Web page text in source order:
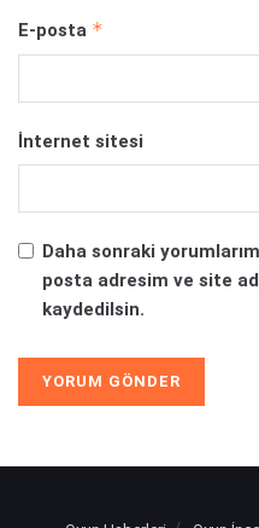
E-posta *
İnternet sitesi
Daha sonraki
posta adresim ve site
kaydedilsin.